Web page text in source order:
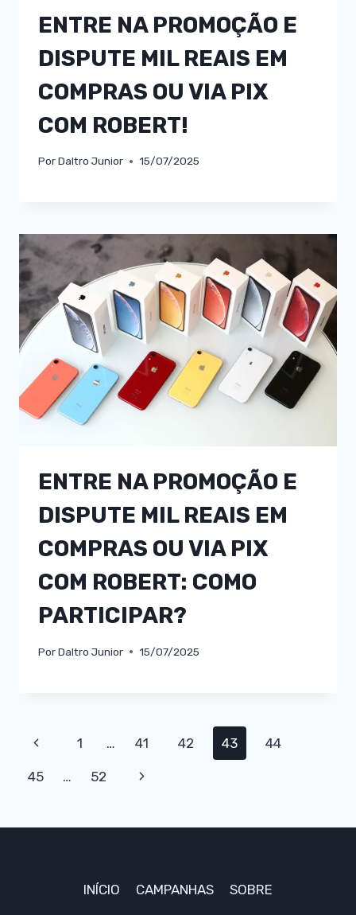
ENTRE NA PROMOÇÃO E
DISPUTE MIL REAIS EM
COMPRAS OU VIA PIX
COM ROBERT!
PorDaltro Junior 15/07/2025
ENTRE NA PROMOÇÃO E
DISPUTE MIL REAIS EM
COMPRAS OU VIA PIX
COM ROBERT: COMO
PARTICIPAR?
PorDaltro Junior 15/07/2025
Navegação
da
Página
Anterior
1 … 41 42 43 44
45 … 52
Página
INÍCIO CAMPANHAS SOBRE